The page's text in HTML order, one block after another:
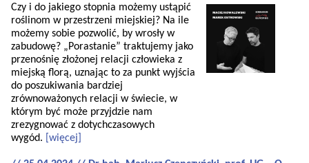
Czy i do jakiego stopnia możemy ustąpić
roślinom w przestrzeni miejskiej? Na ile
możemy sobie pozwolić, by wrosły w
zabudowę? „Porastanie” traktujemy jako
przenośnię złożonej relacji człowieka z
miejską florą, uznając to za punkt wyjścia
do poszukiwania bardziej
zrównoważonych relacji w świecie, w
którym być może przyjdzie nam
zrezygnować z dotychczasowych
wygód.
[więcej]